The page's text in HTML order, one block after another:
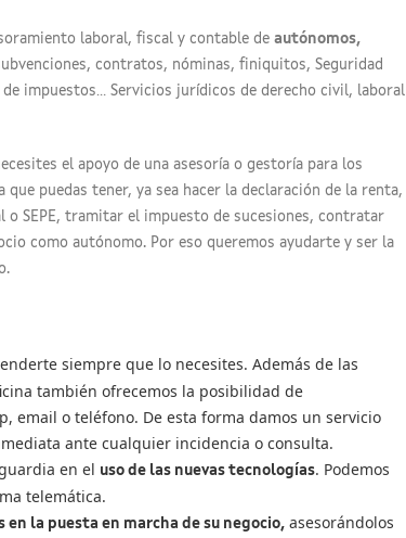
laboral, fiscal y contable de autónomos,
contratos, nóminas, finiquitos, Seguridad
impuestos... Servicios jurídicos de derecho civil, laboral
el apoyo de una asesoría o gestoría para los
puedas tener, ya sea hacer la declaración de la renta,
o SEPE, tramitar el impuesto de sucesiones, contratar
como autónomo. Por eso queremos ayudarte y ser la
siempre que lo necesites. Además de las
también ofrecemos la posibilidad de
email o teléfono. De esta forma damos un servicio
ante cualquier incidencia o consulta.
en el uso de las nuevas tecnologías. Podemos
telemática.
la puesta en marcha de su negocio, asesorándolos